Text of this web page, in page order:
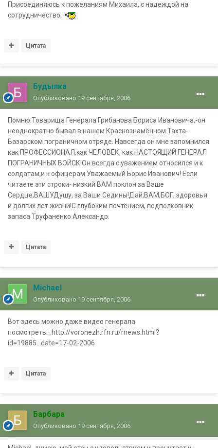
Присоединяюсь к пожеланиям Михаила, с надеждой на
сотрудничество.
Цитата
Будылка
Опубликовано 19 сентября, 2006
Помню Товарища Генерала Грибанова Бориса Ивановича,-он
неоднократно бывал в нашем Краснознамённом Тахта-
Базарском пограничном отряде. Навсегда он мне запомнился
как ПРОФЕССИОНАЛ,как ЧЕЛОВЕК, как НАСТОЯЩИЙ ГЕНЕРАЛ
ПОГРАНИЧНЫХ ВОЙСК!Он всегда с уважением относился и к
солдатам,и к офицерам.Уважаемый Борис Иванович! Если
читаете эти строки- низкий ВАМ поклон за Ваше
Сердце,ВАШУДушу, за Ваши Седины!Дай,ВАМ,БОГ, здоровья
и долгих лет жизни!С глубоким почтением, подполковник
запаса Труфаненко Александр.
Цитата
Michael
Опубликовано 19 сентября, 2006
Вот здесь можно даже видео генерала
посмотреть:_http://voronezh.rfn.ru/rnews.html?
id=19885...date=17-02-2006
Цитата
Барбара
Опубликовано 19 сентября, 2006